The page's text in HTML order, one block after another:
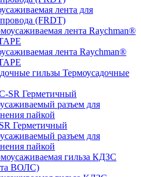
лента для
(FRDT)
лента Raychman®
Термоусадочные
Герметичный
разъем для
пайкой